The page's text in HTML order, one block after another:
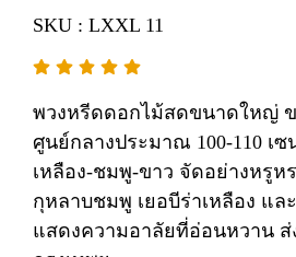
SKU : LXXL 11
พวงหรีดดอกไม้สดขนาดใหญ่
ศูนย์กลางประมาณ 100-110 เ
เหลือง-ชมพู-ขาว จัดอย่างหรูห
กุหลาบชมพู เยอบีร่าเหลือง แล
แสดงความอาลัยที่อ่อนหวาน